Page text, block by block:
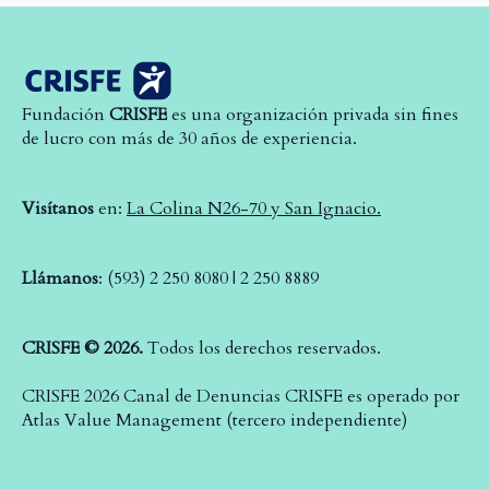
FundaciónCRISFEes una organización privada sin fines
de lucro con más de 30 años de experiencia.
Visítanosen: La Colina N26-70 y San Ignacio.
Llámanos: (593) 2 250 8080 | 2 250 8889
CRISFE © 2026.Todos los derechos reservados.
CRISFE 2026 Canal de Denuncias CRISFE es operado por
Atlas Value Management (tercero independiente)